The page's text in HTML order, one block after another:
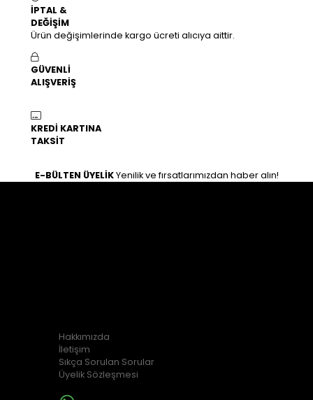
İPTAL &
DEĞİŞİM
Ürün değişimlerinde kargo ücreti alıcıya aittir.
GÜVENLİ
ALIŞVERİŞ
KREDİ KARTINA
TAKSİT
E-BÜLTEN ÜYELİK Yenilik ve fırsatlarımızdan haber alın!
Hakkımızda
İletişim
Sıkça Sorulan Sorular
Üyelik Sözleşmesi